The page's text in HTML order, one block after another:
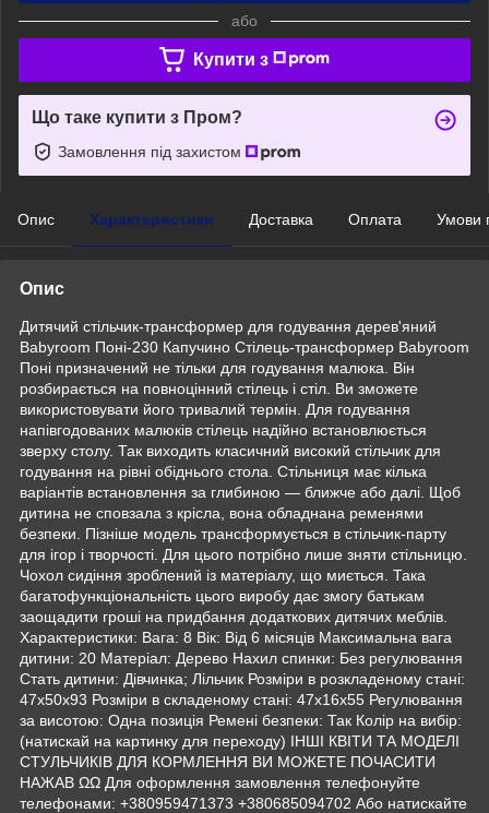
або
Купити з
Що таке купити з Пром?
Замовлення під захистом
Опис Характеристики Доставка Оплата Умови
Опис
Дитячий стільчик-трансформер для годування дерев'яний
Babyroom Поні-230 Капучино Стілець-трансформер Babyroom
Поні призначений не тільки для годування малюка. Він
розбирається на повноцінний стілець і стіл. Ви зможете
використовувати його тривалий термін. Для годування
напівгодованих малюків стілець надійно встановлюється
зверху столу. Так виходить класичний високий стільчик для
годування на рівні обіднього стола. Стільниця має кілька
варіантів встановлення за глибиною — ближче або далі. Щоб
дитина не сповзала з крісла, вона обладнана ременями
безпеки. Пізніше модель трансформується в стільчик-парту
для ігор і творчості. Для цього потрібно лише зняти стільницю.
Чохол сидіння зроблений із матеріалу, що миється. Така
багатофункціональність цього виробу дає змогу батькам
заощадити гроші на придбання додаткових дитячих меблів.
Характеристики: Вага: 8 Вік: Від 6 місяців Максимальна вага
дитини: 20 Матеріал: Дерево Нахил спинки: Без регулювання
Стать дитини: Дівчинка; Лільчик Розміри в розкладеному стані:
47х50х93 Розміри в складеному стані: 47х16х55 Регулювання
за висотою: Одна позиція Ремені безпеки: Так Колір на вибір:
(натискай на картинку для переходу) ІНШІ КВІТИ ТА МОДЕЛІ
СТУЛЬЧИКІВ ДЛЯ КОРМЛЕННЯ ВИ МОЖЕТЕ ПОЧАСИТИ
НАЖАВ ΩΩ Для оформлення замовлення телефонуйте
телефонами: +380959471373 +380685094702 Або натискайте